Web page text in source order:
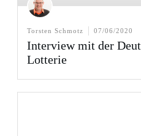
Torsten Schmotz 07/06/2020
Interview mit der
Lotterie